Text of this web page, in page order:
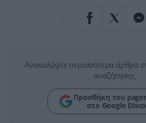
Ανακαλύψτε περισσότερα άρθρα
αναζήτησης
Προσθήκη του
στο Google